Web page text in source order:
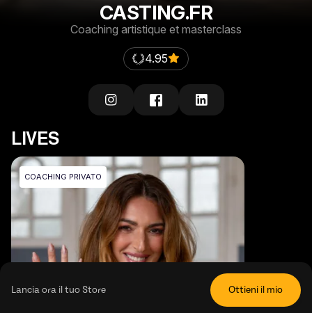
CASTING.FR
Coaching artistique et masterclass
4.95
LIVES
COACHING PRIVATO
Lancia ora il tuo Store Ottieni il mio